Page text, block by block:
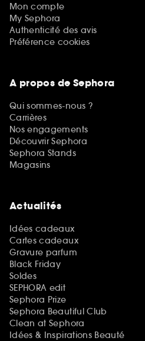
Mon compte
My Sephora
Authenticité des avis
Préférence cookies
A propos de Sephora
Qui sommes-nous ?
Carrières
Nos engagements
Découvrir Sephora
Sephora Stands
Magasins
Actualités
Idées cadeaux
Cartes cadeaux
Gravure parfum
Black Friday
Soldes
SEPHORA edit
Sephora Prize
Sephora Beautiful Club
Clean at Sephora
Idées & Inspirations Beauté